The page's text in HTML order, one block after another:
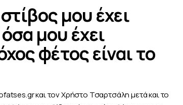
μου έχει
μου έχει
φέτος είναι το
και τον Χρήστο Τσαρτσάλη μετά και το